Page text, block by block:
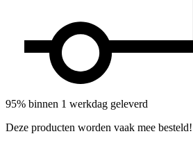
95% binnen 1 werkdag geleverd
Deze producten worden vaak mee besteld!